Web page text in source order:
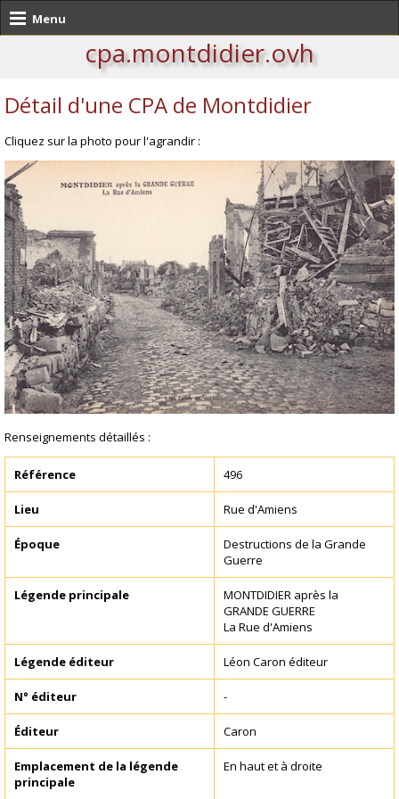
Menu
cpa.montdidier.ovh
Détail d'une CPA de Montdidier
Cliquez sur la photo pour l'agrandir :
Renseignements détaillés :
Référence 496
Lieu Rue d'Amiens
Époque
Destructions de la Grande
Guerre
Légende principale
MONTDIDIER après la
GRANDE GUERRE
La Rue d'Amiens
Légende éditeur Léon Caron éditeur
N° éditeur -
Éditeur Caron
Emplacement de la légende
principale
En haut et à droite